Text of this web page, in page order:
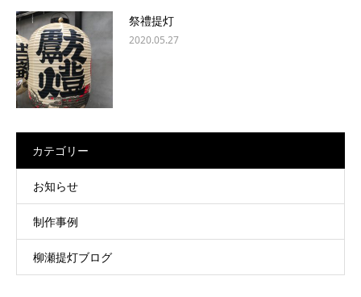
祭禮提灯
2020.05.27
カテゴリー
お知らせ
制作事例
柳瀬提灯ブログ